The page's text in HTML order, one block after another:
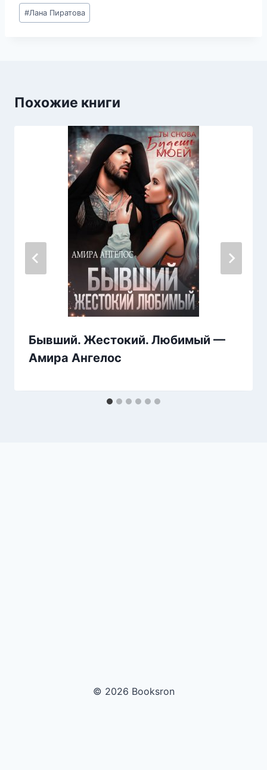
Метки
записи:
#Лана Пиратова
Похожие книги
Бывший. Жестокий. Любимый —
Амира Ангелос
© 2026 Booksron